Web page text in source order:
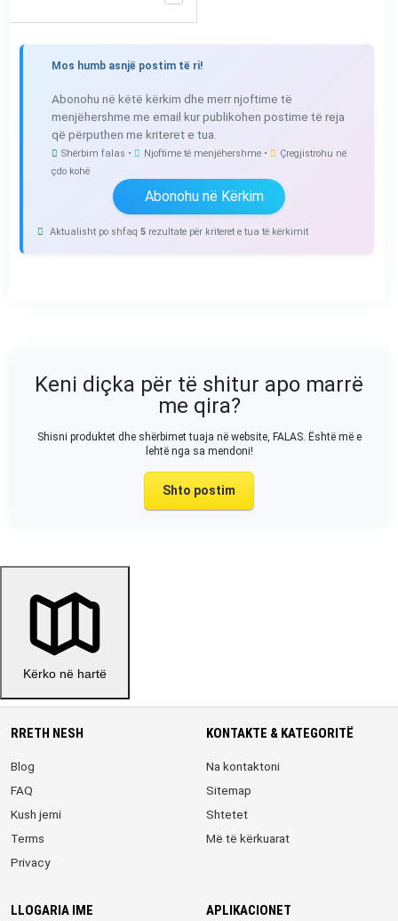
Mos humb asnjë postim të ri!
Abonohu në këtë kërkim dhe merr njoftime të
menjëhershme me email kur publikohen postime të reja
që përputhen me kriteret e tua.
Shërbim falas • Njoftime të menjëhershme •
Çregjistrohu në
çdo kohë
Abonohu në Kërkim
Aktualisht po shfaq 5 rezultate për kriteret e tua të kërkimit
Keni diçka për të shitur apo marrë
me qira?
Shisni produktet dhe shërbimet tuaja në website, FALAS. Është më e
lehtë nga sa mendoni!
Shto postim
Kërko në hartë
RRETH NESH
Blog
FAQ
Kush jemi
Terms
Privacy
KONTAKTE & KATEGORITË
Na kontaktoni
Sitemap
Shtetet
Më të kërkuarat
LLOGARIA IME APLIKACIONET